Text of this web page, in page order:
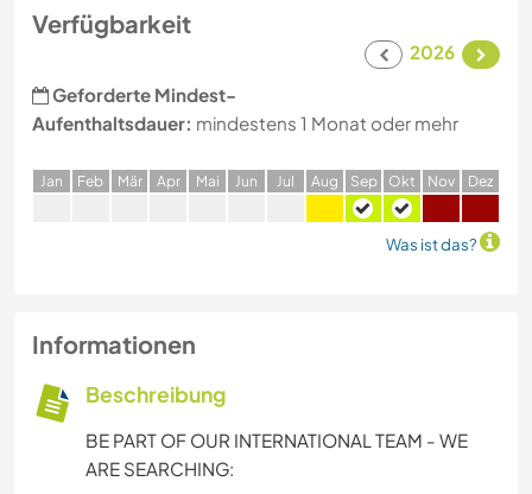
Verfügbarkeit
2026
Geforderte Mindest-
Aufenthaltsdauer: mindestens 1 Monat oder mehr
Jan Feb Mär Apr Mai Jun Jul Aug Sep Okt Nov Dez
Was ist das?
Informationen
Beschreibung
BE PART OF OUR INTERNATIONAL TEAM - WE
ARE SEARCHING: